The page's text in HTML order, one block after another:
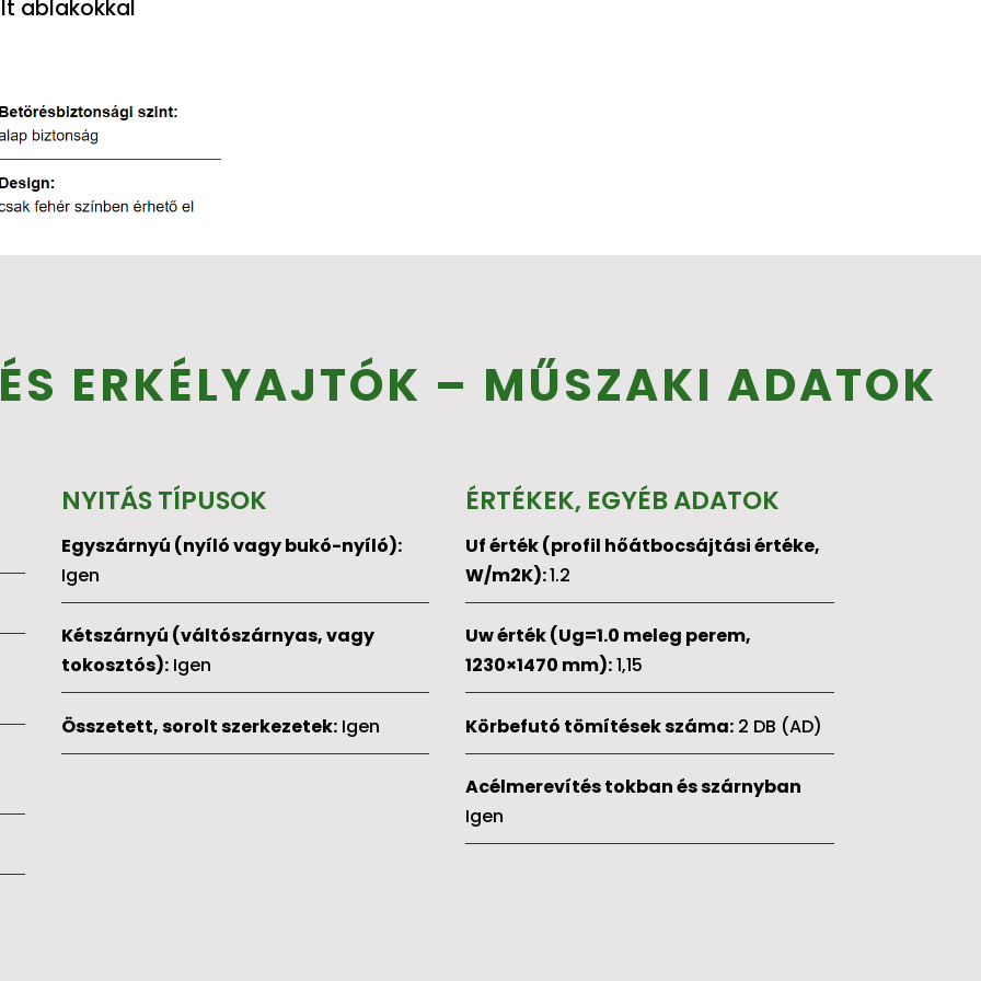
ablakokkal
ERKÉLYAJTÓK – MŰSZAKI ADATOK
NYITÁS TÍPUSOK
Egyszárnyú (nyíló vagy bukó-nyíló):
Igen
Kétszárnyú (váltószárnyas, vagy
tokosztós):Igen
Összetett, sorolt szerkezetek:Igen
ÉRTÉKEK, EGYÉB ADATOK
Uf érték (profil hőátbocsájtási értéke,
W/m2K):1.2
Uw érték (Ug=1.0 meleg perem,
1230×1470 mm):1,15
Körbefutó tömítések száma:2 DB (AD)
Acélmerevítés tokban és szárnyban
Igen